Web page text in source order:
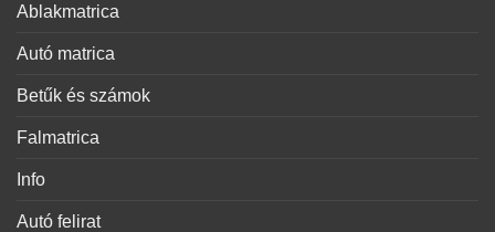
Ablakmatrica
Autó matrica
Betűk és számok
Falmatrica
Info
Autó felirat